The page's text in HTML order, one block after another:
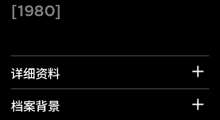
[1980]
详细资料
档案背景